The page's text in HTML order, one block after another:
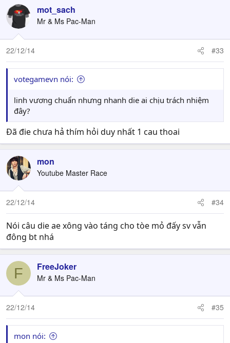
mot_sach
Mr & Ms Pac-Man
22/12/14 #33
votegamevn nói:
linh vương chuẩn nhưng nhanh die ai chịu trách nhiệm
đây?
Đã đie chưa hả thím hỏi duy nhất 1 cau thoai
mon
Youtube Master Race
22/12/14 #34
Nói câu die ae xông vào táng cho tòe mỏ đấy sv vẫn
đông bt nhá
F FreeJoker
Mr & Ms Pac-Man
22/12/14 #35
mon nói: